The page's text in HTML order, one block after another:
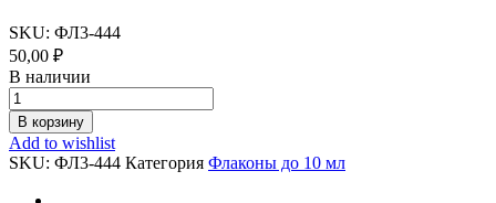
SKU: ФЛ3-444
50,00 ₽
В наличии
Флакон-
спрей
3мл
(ФЛ3-
444)
quantity
В корзину
Add to wishlist
SKU: ФЛ3-444 Категория Флаконы до 10 мл